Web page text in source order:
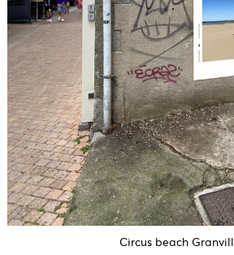
Circus beach